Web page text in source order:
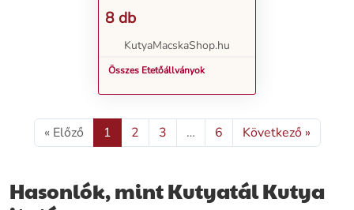
8 db
KutyaMacskaShop.hu
Összes Etetőállványok
« Előző 1 2 3 … 6 Következő »
Hasonlók, mint Kutyatál Kutya